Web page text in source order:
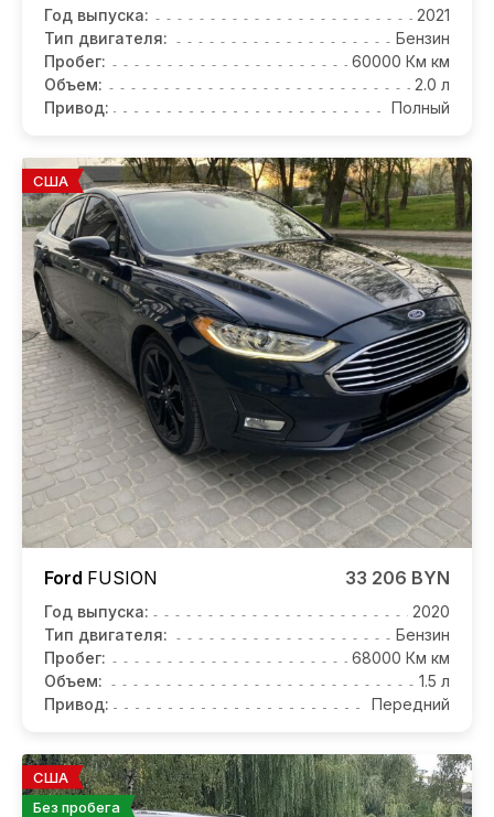
Год выпуска:
2021
Тип двигателя:
Бензин
Пробег:
60000 Км км
Объем:
2.0 л
Привод:
Полный
США
Ford FUSION 33 206 BYN
Год выпуска:
2020
Тип двигателя:
Бензин
Пробег:
68000 Км км
Объем:
1.5 л
Привод:
Передний
США
Без пробега